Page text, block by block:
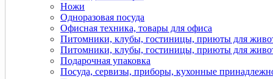
Ножи
Одноразовая посуда
Офисная техника, товары для офиса
Питомники, клубы, гостиницы, приюты для
Питомники, клубы, гостиницы, приюты для
Подарочная упаковка
Посуда, сервизы, приборы, кухонные